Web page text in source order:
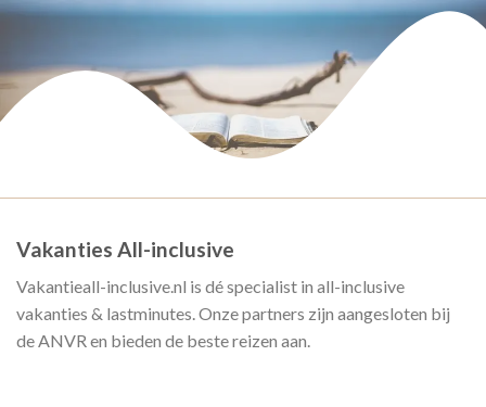
Vakanties All-inclusive
Vakantieall-inclusive.nl is dé specialist in all-inclusive
vakanties & lastminutes. Onze partners zijn aangesloten bij
de ANVR en bieden de beste reizen aan.